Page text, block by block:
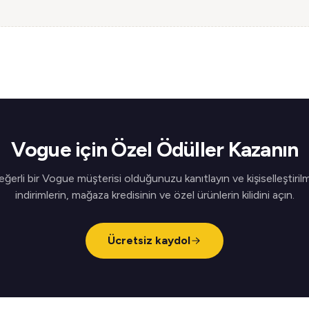
Vogue için Özel Ödüller Kazanın
bir Vogue müşterisi olduğunuzu kanıtlayın ve
indirimlerin, mağaza kredisinin ve özel ürünlerin kilidini açın.
Ücretsiz kaydol